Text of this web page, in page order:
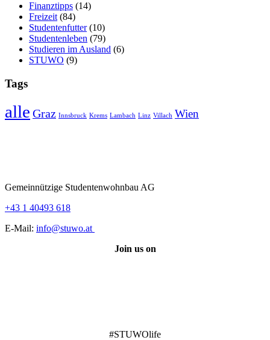
Finanztipps (14)
Freizeit (84)
Studentenfutter(10)
Studentenleben (79)
Studieren im Ausland (6)
STUWO (9)
Tags
alle Graz Innsbruck Krems Lambach Linz Villach Wien
Gemeinnützige Studentenwohnbau AG
+43 1 40493 618
E-Mail: info@stuwo.at
Join us on
#STUWOlife